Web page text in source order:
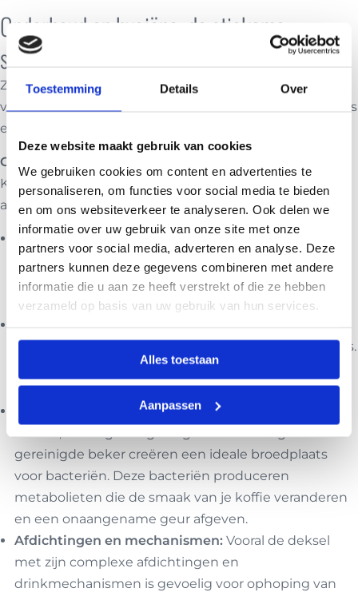
Toestemming Details Over
Deze website maakt gebruik van cookies
We gebruiken cookies om content en advertenties te
personaliseren, om functies voor social media te bieden
en om ons websiteverkeer te analyseren. Ook delen we
informatie over uw gebruik van onze site met onze
partners voor social media, adverteren en analyse. Deze
partners kunnen deze gegevens combineren met andere
informatie die u aan ze heeft verstrekt of die ze hebben
verzameld op basis van uw gebruik van hun services.
Alles toestaan
Aanpassen
Onderhoud en hygiëne: de stiekeme
smaakdief
Zelfs de beste thermosbeker zal de smaak van je koffie
verpesten als deze niet goed wordt onderhouden. Dit is
een punt dat vaak over het hoofd wordt gezien.
Grondige reiniging: essentieel
Koffie laat oliën en tannines achter, die zich hechten
aan de binnenkant van de beker en de deksel.
Olie-afzettingen: Koffieoliën zijn de belangrijkste
smaakdragers, maar worden na verloop van tijd
ranzig. Deze ranzige oliën kunnen een vieze, bittere
smaak afgeven aan je verse koffie.
ophopen, vooral op ruwere oppervlakken of in krasjes.
Dit kan leiden tot een bittere of metaalachtige
smaak.
Restjes koffie en suiker in een
gereinigde beker creëren een ideale broedplaats
voor bacteriën. Deze bacteriën produceren
metabolieten die de smaak van je koffie veranderen
en een onaangename geur afgeven.
Afdichtingen en mechanismen: Vooral de deksel
met zijn complexe afdichtingen en
drinkmechanismen is gevoelig voor ophoping van